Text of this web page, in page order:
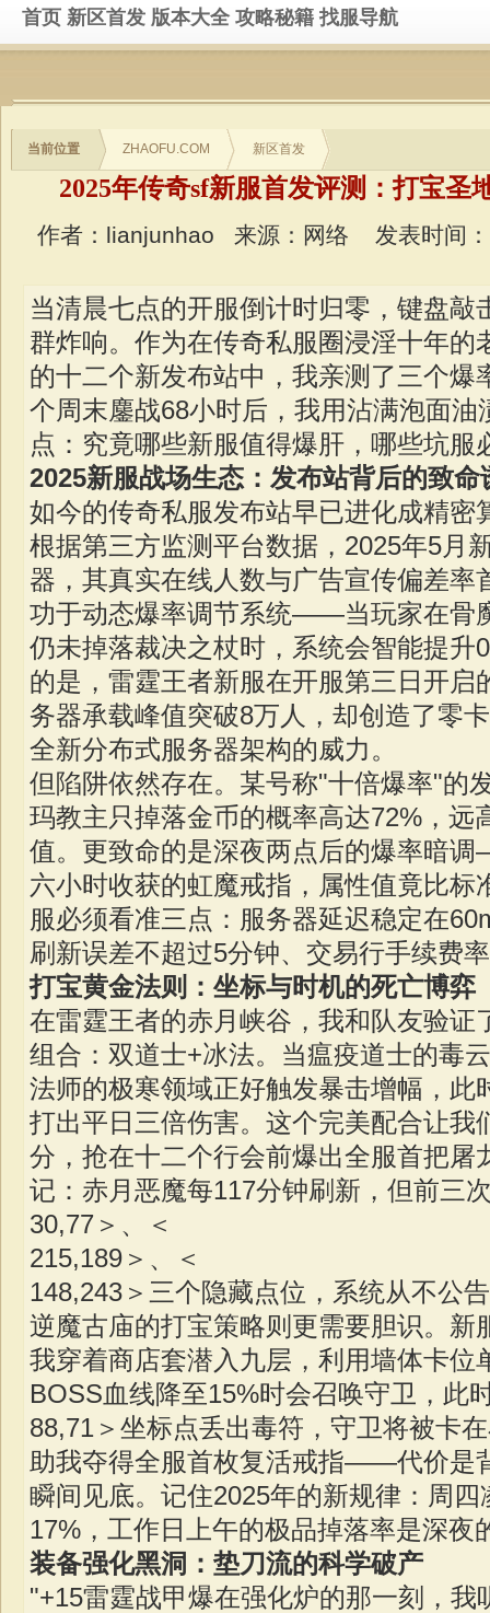
首页 新区首发 版本大全 攻略秘籍 找服导航
当前位置 ZHAOFU.COM 新区首发
2025年传奇sf新服首发评测：打宝圣
作者：lianjunhao 来源：网络 发表时间
当清晨七点的开服倒计时归零，键盘敲
群炸响。作为在传奇私服圈浸淫十年的
的十二个新发布站中，我亲测了三个爆
个周末鏖战68小时后，我用沾满泡面油
点：究竟哪些新服值得爆肝，哪些坑服
2025新服战场生态：发布站背后的致命
如今的传奇私服发布站早已进化成精密
根据第三方监测平台数据，2025年5月
器，其真实在线人数与广告宣传偏差率
功于动态爆率调节系统——当玩家在骨
仍未掉落裁决之杖时，系统会智能提升
的是，雷霆王者新服在开服第三日开启
务器承载峰值突破8万人，却创造了零
全新分布式服务器架构的威力。
但陷阱依然存在。某号称"十倍爆率"的
玛教主只掉落金币的概率高达72%，远
值。更致命的是深夜两点后的爆率暗
六小时收获的虹魔戒指，属性值竟比标
服必须看准三点：服务器延迟稳定在
刷新误差不超过5分钟、交易行手续费
打宝黄金法则：坐标与时机的死亡博弈
在雷霆王者的赤月峡谷，我和队友验证
组合：双道士+冰法。当瘟疫道士的毒
法师的极寒领域正好触发暴击增幅，此
打出平日三倍伤害。这个完美配合让我
分，抢在十二个行会前爆出全服首把屠
记：赤月恶魔每117分钟刷新，但前三
30,77＞、＜
215,189＞、＜
148,243＞三个隐藏点位，系统从不公
逆魔古庙的打宝策略则更需要胆识。新
我穿着商店套潜入九层，利用墙体卡位
BOSS血线降至15%时会召唤守卫，此
88,71＞坐标点丢出毒符，守卫将被卡
助我夺得全服首枚复活戒指——代价是
瞬间见底。记住2025年的新规律：周
17%，工作日上午的极品掉落率是深夜
装备强化黑洞：垫刀流的科学破产
"+15雷霆战甲爆在强化炉的那一刻，我